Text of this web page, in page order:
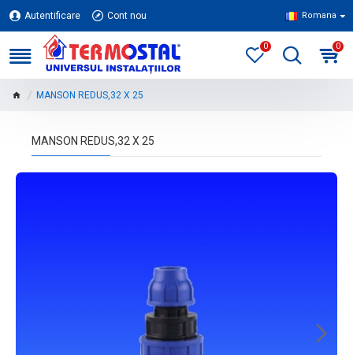
Autentificare Cont nou Romana
0 0
MANSON REDUS,32 X 25
MANSON REDUS,32 X 25